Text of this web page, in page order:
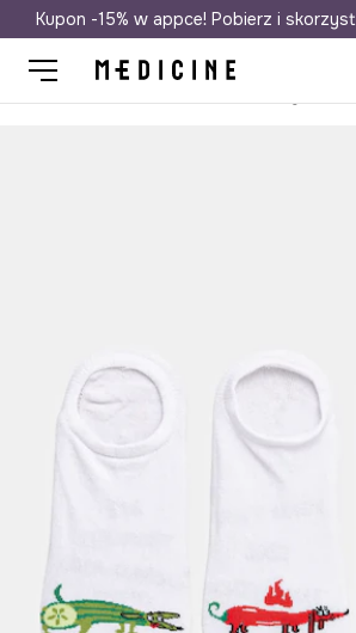
Darmowa dostawa do
Kupon -15% w appce! Pobierz i